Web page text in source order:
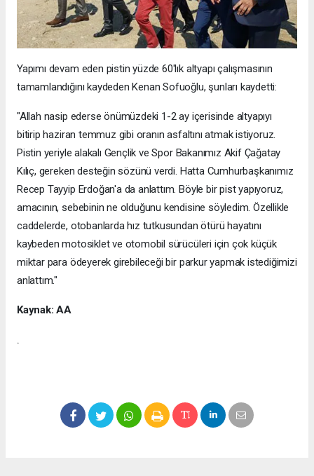
Yapımı devam eden pistin yüzde 60'lık altyapı çalışmasının
tamamlandığını kaydeden Kenan Sofuoğlu, şunları kaydetti:
"Allah nasip ederse önümüzdeki 1-2 ay içerisinde altyapıyı
bitirip haziran temmuz gibi oranın asfaltını atmak istiyoruz.
Pistin yeriyle alakalı Gençlik ve Spor Bakanımız Akif Çağatay
Kılıç, gereken desteğin sözünü verdi. Hatta Cumhurbaşkanımız
Recep Tayyip Erdoğan'a da anlattım. Böyle bir pist yapıyoruz,
amacının, sebebinin ne olduğunu kendisine söyledim. Özellikle
caddelerde, otobanlarda hız tutkusundan ötürü hayatını
kaybeden motosiklet ve otomobil sürücüleri için çok küçük
miktar para ödeyerek girebileceği bir parkur yapmak istediğimizi
anlattım."
Kaynak: AA
.